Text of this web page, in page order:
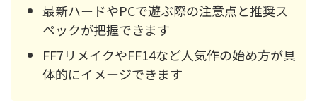
最新ハードやPCで遊ぶ際の注意点と推奨ス
ペックが把握できます
FF7リメイクやFF14など人気作の始め方が具
体的にイメージできます